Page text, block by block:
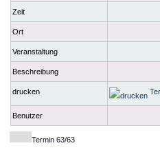
Zeit
Ort
Veranstaltung
Beschreibung
drucken
Benutzer
Termin 63/63